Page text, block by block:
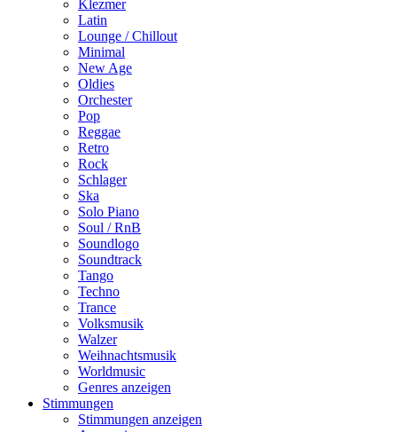
Klezmer
Latin
Lounge / Chillout
Minimal
New Age
Oldies
Orchester
Pop
Reggae
Retro
Rock
Schlager
Ska
Solo Piano
Soul / RnB
Soundlogo
Soundtrack
Tango
Techno
Trance
Volksmusik
Walzer
Weihnachtsmusik
Worldmusic
Genres anzeigen
Stimmungen
Stimmungen anzeigen